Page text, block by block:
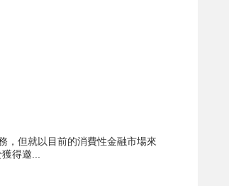
，但就以目前的消費性金融市場來
得邀...